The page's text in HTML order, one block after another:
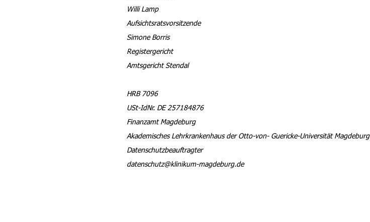
Willi Lamp
Aufsichtsratsvorsitzende
Simone Borris
Registergericht
Amtsgericht Stendal
HRB 7096
USt-IdNr. DE 257184876
Finanzamt Magdeburg
Akademisches Lehrkrankenhaus der Otto-von- Guericke-Universität Magdeburg
Datenschutzbeauftragter
datenschutz@klinikum-magdeburg.de